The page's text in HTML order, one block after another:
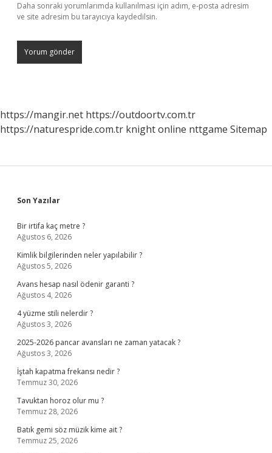
Daha sonraki yorumlarımda kullanılması için adım, e-posta adresim
ve site adresim bu tarayıcıya kaydedilsin.
https://mangir.net https://outdoortv.com.tr
https://naturespride.com.tr knight online nttgame Sitemap
Sidebar
Son Yazılar
Bir irtifa kaç metre ?
Ağustos 6, 2026
Kimlik bilgilerinden neler yapılabilir ?
Ağustos 5, 2026
Avans hesap nasıl ödenir garanti ?
Ağustos 4, 2026
4 yüzme stili nelerdir ?
Ağustos 3, 2026
2025-2026 pancar avansları ne zaman yatacak ?
Ağustos 3, 2026
İştah kapatma frekansı nedir ?
Temmuz 30, 2026
Tavuktan horoz olur mu ?
Temmuz 28, 2026
Batık gemi söz müzik kime ait ?
Temmuz 25, 2026